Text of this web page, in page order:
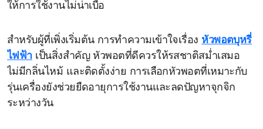
ให้การใช้งานไม่น่าเบื่อ
สำหรับผู้ที่เพิ่งเริ่มต้น การทำความเข้าใจเรื่อง หัวพอตบุหรี่
ไฟฟ้าเป็นสิ่งสำคัญ หัวพอตที่ดีควรให้รสชาติสม่ำเสมอ
ไม่มีกลิ่นไหม้ และติดตั้งง่าย การเลือกหัวพอตที่เหมาะกับ
รุ่นเครื่องยังช่วยยืดอายุการใช้งานและลดปัญหาจุกจิก
ระหว่างวัน